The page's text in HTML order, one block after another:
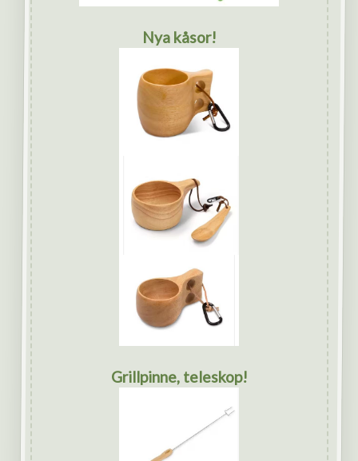
Nya kåsor!
Grillpinne, teleskop!